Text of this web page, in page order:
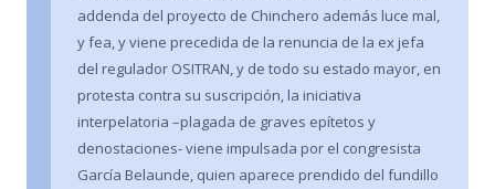
addenda del proyecto de Chinchero además luce mal,
y fea, y viene precedida de la renuncia de la ex jefa
del regulador OSITRAN, y de todo su estado mayor, en
protesta contra su suscripción, la iniciativa
interpelatoria –plagada de graves epítetos y
denostaciones- viene impulsada por el congresista
García Belaunde, quien aparece prendido del fundillo